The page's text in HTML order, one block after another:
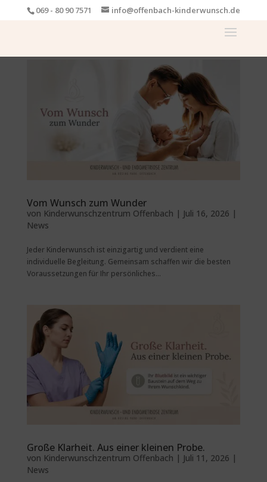
069 - 80 90 7571 info@offenbach-kinderwunsch.de
Vom Wunsch zum Wunder
von Kinderwunschzentrum Offenbach | Juli 16, 2026 |
News
Jeder Kinderwunsch ist einzigartig und verdient eine
individuelle Begleitung. Gemeinsam schaffen wir die besten
Voraussetzungen für Ihr persönliches...
Große Klarheit. Aus einer kleinen Probe.
von Kinderwunschzentrum Offenbach | Juli 11, 2026 |
News